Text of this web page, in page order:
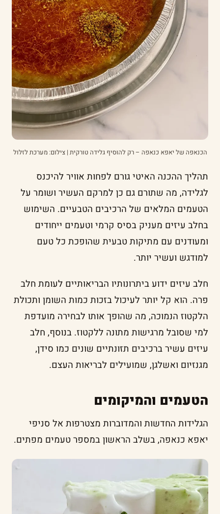
הכנאפה של יאפא כנאפה – רק להוסיף גלידה טורקית | צילום: מערכת לזלול
תהליך ההכנה האיטי גורם לפחות אוויר להיכנס
לגלידה, מה שתורם גם כן למרקם העשיר ושומר על
הטעמים המלאים של הרכיבים הטבעיים. השימוש
בחלב עיזים מעניק בסיס קרמי וטעמים ייחודים
ומעודנים עם מתיקות טבעית שהופכת כל טעם
למודגש ועשיר יותר.
חלב עיזים ידוע ביתרונותיו הבריאותיים לעומת חלב
פרה. הוא קל יותר לעיכול בזכות כמות השומן ותכולת
הלקטוז הנמוכה, מה שהופך אותו לבחירה מועדפת
למי שסובל מרגישות מתונה ללקטוז. בנוסף, חלב
עיזים עשיר ברכיבים תזונתיים שונים כמו סידן,
מגנזיום ואשלגן, שמועילים לבריאות העצם.
הטעמים והמיקומים
הגלידות החדשות והמדוברות מצטרפות אל סניפי
יאפא כנאפה, בשלב הראשון במספר טעמים מפתים.